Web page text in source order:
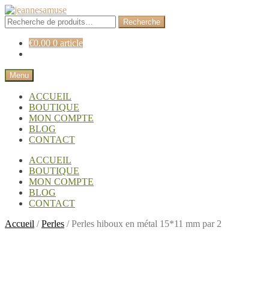
Aller
à
la
navigation
Aller
au
contenu
Recherche
pour :
Recherche
€0.00 0 article
Menu
ACCUEIL
BOUTIQUE
MON COMPTE
BLOG
CONTACT
ACCUEIL
BOUTIQUE
MON COMPTE
BLOG
CONTACT
Accueil /Perles /Perles hiboux en métal 15*11 mm par 2